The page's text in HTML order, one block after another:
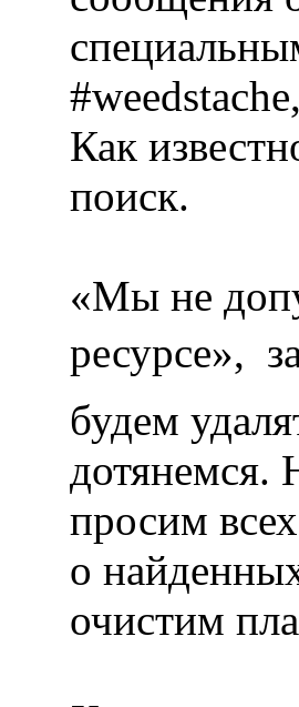
Как
поиск.
«Мы не
ресурсе», 
будем
просим
о
очистим